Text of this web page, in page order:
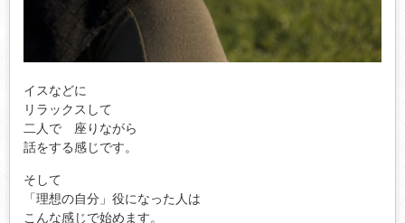
イスなどに
リラックスして
二人で 座りながら
話をする感じです。
そして
「理想の自分」役になった人は
こんな感じで始めます。